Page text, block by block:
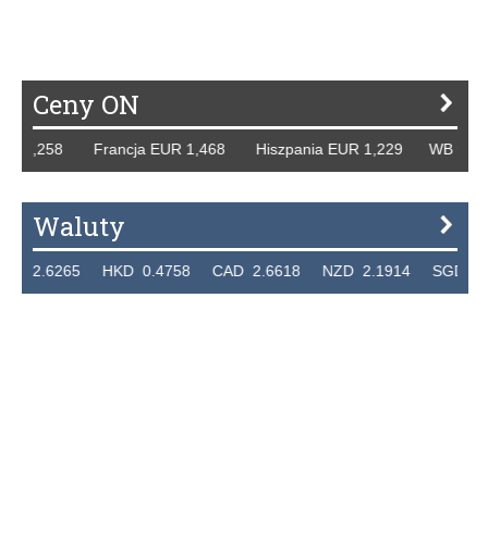
Ceny ON
Francja EUR 1,468 Hiszpania EUR 1,229 WB
Waluty
HKD 0.4758 CAD 2.6618 NZD 2.1914 SGD